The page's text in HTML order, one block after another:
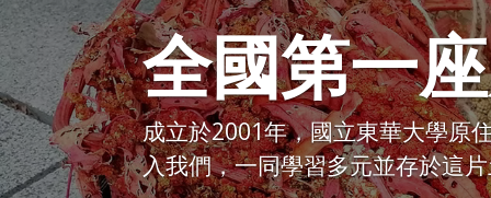
全國第一
成立於2001年，國立東華大學原
入我們，一同學習多元並存於這